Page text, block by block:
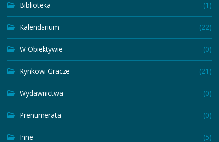
Biblioteka (1)
Kalendarium (22)
W Obiektywie (0)
Rynkowi Gracze (21)
Wydawnictwa (0)
Prenumerata (0)
Inne (5)